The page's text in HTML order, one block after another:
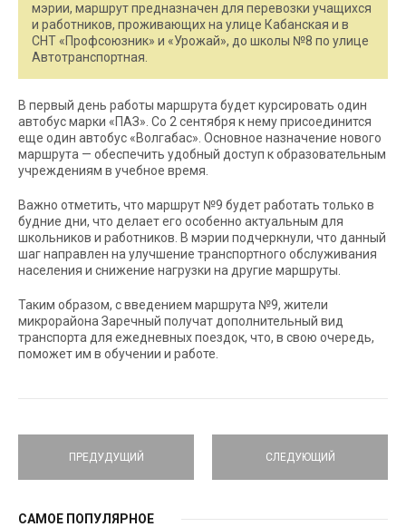
мэрии, маршрут предназначен для перевозки учащихся
и работников, проживающих на улице Кабанская и в
СНТ «Профсоюзник» и «Урожай», до школы №8 по улице
Автотранспортная.
В первый день работы маршрута будет курсировать один
автобус марки «ПАЗ». Со 2 сентября к нему присоединится
еще один автобус «Волгабас». Основное назначение нового
маршрута — обеспечить удобный доступ к образовательным
учреждениям в учебное время.
Важно отметить, что маршрут №9 будет работать только в
будние дни, что делает его особенно актуальным для
школьников и работников. В мэрии подчеркнули, что данный
шаг направлен на улучшение транспортного обслуживания
населения и снижение нагрузки на другие маршруты.
Таким образом, с введением маршрута №9, жители
микрорайона Заречный получат дополнительный вид
транспорта для ежедневных поездок, что, в свою очередь,
поможет им в обучении и работе.
ПРЕДУДУЩИЙ СЛЕДУЮЩИЙ
САМОЕ ПОПУЛЯРНОЕ